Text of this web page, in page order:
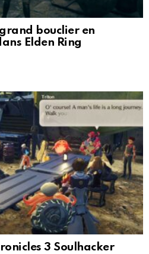
bouclier en
Elden Ring
3 Soulhacker